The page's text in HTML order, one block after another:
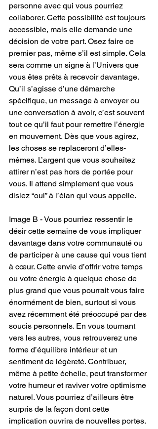
personne avec qui vous pourriez
collaborer. Cette possibilité est toujours
accessible, mais elle demande une
décision de votre part. Osez faire ce
premier pas, même s’il est simple. Cela
sera comme un signe à l’Univers que
vous êtes prêts à recevoir davantage.
Qu’il s’agisse d’une démarche
spécifique, un message à envoyer ou
une conversation à avoir, c’est souvent
tout ce qu’il faut pour remettre l’énergie
en mouvement. Dès que vous agirez,
les choses se replaceront d’elles-
mêmes. L’argent que vous souhaitez
attirer n’est pas hors de portée pour
vous. Il attend simplement que vous
disiez “oui” à l’élan qui vous appelle.
Image B - Vous pourriez ressentir le
désir cette semaine de vous impliquer
davantage dans votre communauté ou
de participer à une cause qui vous tient
à cœur. Cette envie d’offrir votre temps
ou votre énergie à quelque chose de
plus grand que vous pourrait vous faire
énormément de bien, surtout si vous
avez récemment été préoccupé par des
soucis personnels. En vous tournant
vers les autres, vous retrouverez une
forme d’équilibre intérieur et un
sentiment de légèreté. Contribuer,
même à petite échelle, peut transformer
votre humeur et raviver votre optimisme
naturel. Vous pourriez d’ailleurs être
surpris de la façon dont cette
implication ouvrira de nouvelles portes.